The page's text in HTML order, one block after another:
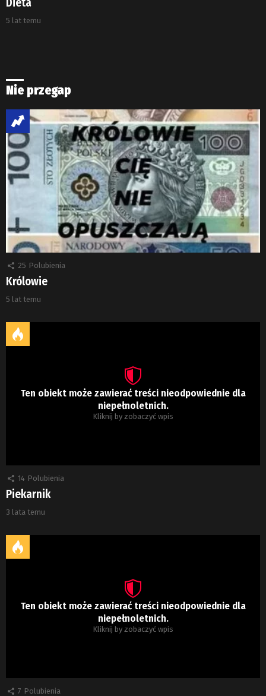
5 lat temu
Nie przegap
25 Polubienia
Królowie
5 lat temu
Ten obiekt może zawierać treści nieodpowiednie dla
niepełnoletnich.
Kliknij by zobaczyć wpis
14 Polubienia
Piekarnik
3 lata temu
Ten obiekt może zawierać treści nieodpowiednie dla
niepełnoletnich.
Kliknij by zobaczyć wpis
7 Polubienia